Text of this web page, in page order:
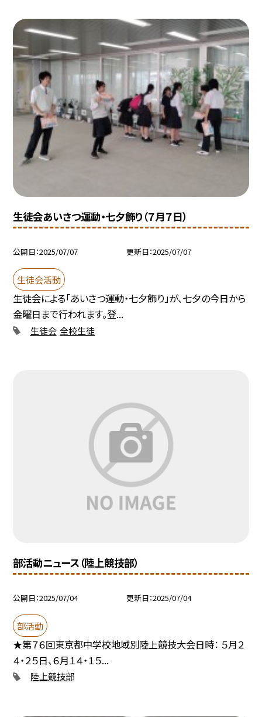
生徒会あいさつ運動・七夕飾り（７月７日）
公開日 2025/07/07 更新日 2025/07/07
生徒会活動
生徒会による「あいさつ運動・七夕飾り」が、七夕の今日から
金曜日まで行われます。登...
生徒会 全校生徒
部活動ニュース（陸上競技部）
公開日 2025/07/04 更新日 2025/07/04
部活動
★第７６回東京都中学校地域別陸上競技大会日時： ５月２
４・２５日、６月１４・１５...
陸上競技部